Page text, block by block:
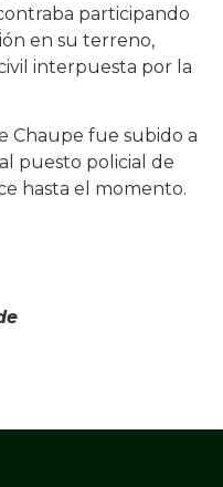
participando
en su terreno,
interpuesta por la
Chaupe fue subido a
puesto policial de
hasta el momento.